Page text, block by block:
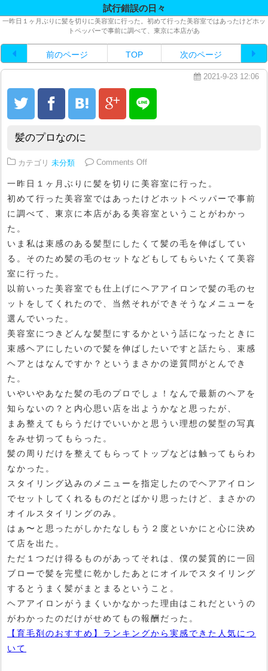
試行錯誤の日々
一昨日１ヶ月ぶりに髪を切りに美容室に行った。初めて行った美容室ではあったけどホッ
トペッパーで事前に調べて、東京に本店があ
前のページ TOP 次のページ
2021-9-23 12:06
髪のプロなのに
カテゴリ 未分類 Comments Offon 髪のプロなのに
一昨日１ヶ月ぶりに髪を切りに美容室に行った。
初めて行った美容室ではあったけどホットペッパーで事前
に調べて、東京に本店がある美容室ということがわかっ
た。
いま私は束感のある髪型にしたくて髪の毛を伸ばしてい
る。そのため髪の毛のセットなどもしてもらいたくて美容
室に行った。
以前いった美容室でも仕上げにヘアアイロンで髪の毛のセ
ットをしてくれたので、当然それができそうなメニューを
選んでいった。
美容室につきどんな髪型にするかという話になったときに
束感ヘアにしたいので髪を伸ばしたいですと話たら、束感
ヘアとはなんですか？というまさかの逆質問がとんでき
た。
いやいやあなた髪の毛のプロでしょ！なんで最新のヘアを
知らないの？と内心思い店を出ようかなと思ったが、
まあ整えてもらうだけでいいかと思うい理想の髪型の写真
をみせ切ってもらった。
髪の周りだけを整えてもらってトップなどは触ってもらわ
なかった。
スタイリング込みのメニューを指定したのでヘアアイロン
でセットしてくれるものだとばかり思ったけど、まさかの
オイルスタイリングのみ。
はぁ〜と思ったがしかたなしもう２度といかにと心に決め
て店を出た。
ただ１つだけ得るものがあってそれは、僕の髪質的に一回
ブローで髪を完璧に乾かしたあとにオイルでスタイリング
するとうまく髪がまとまるということ。
ヘアアイロンがうまくいかなかった理由はこれだというの
がわかったのだけがせめてもの報酬だった。
【育毛剤のおすすめ】ランキングから実感できた人気につ
いて